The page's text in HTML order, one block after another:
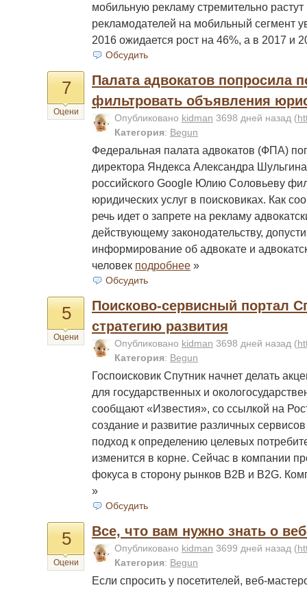
мобильную рекламу стремительно
рекламодателей на мобильный сегмент
2016 ожидается рост на 46%, а в 2017 и
Обсудить
7
Оцени
Палата адвокатов попросила
фильтровать объявления
Опубликовано kidman 3698 дней назад (
Категория: Begun
Федеральная палата адвокатов (ФПА)
директора Яндекса Александра
российского Google Юлию Соловьеву
юридических услуг в поисковиках. Как
речь идет о запрете на рекламу
действующему законодательству,
информирование об адвокате и
человек подробнее »
Обсудить
5
Оцени
Поисково-сервисный портал
стратегию развития
Опубликовано kidman 3698 дней назад (
Категория: Begun
Госпоисковик Спутник начнет делать
для государственных и
сообщают «Известия», со ссылкой на
создание и развитие различных
подход к определению целевых
изменится в корне. Сейчас в компании
фокуса в сторону рынков B2B и B2G.
»
Обсудить
5
Оцени
Все, что вам нужно знать о
Опубликовано kidman 3699 дней назад (
Категория: Begun
Если спросить у посетителей, веб-